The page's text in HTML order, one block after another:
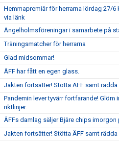
Hemmapremiär för herrarna lördag 27/6
via länk
Ängelholmsföreningar i samarbete på
Träningsmatcher för herrarna
Glad midsommar!
ÄFF har fått en egen glass.
Jakten fortsätter! Stötta ÄFF samt
Pandemin lever tyvärr fortfarande! Glöm
riktlinjer.
ÄFFs damlag säljer Bjäre chips
Jakten fortsätter! Stötta ÄFF samt